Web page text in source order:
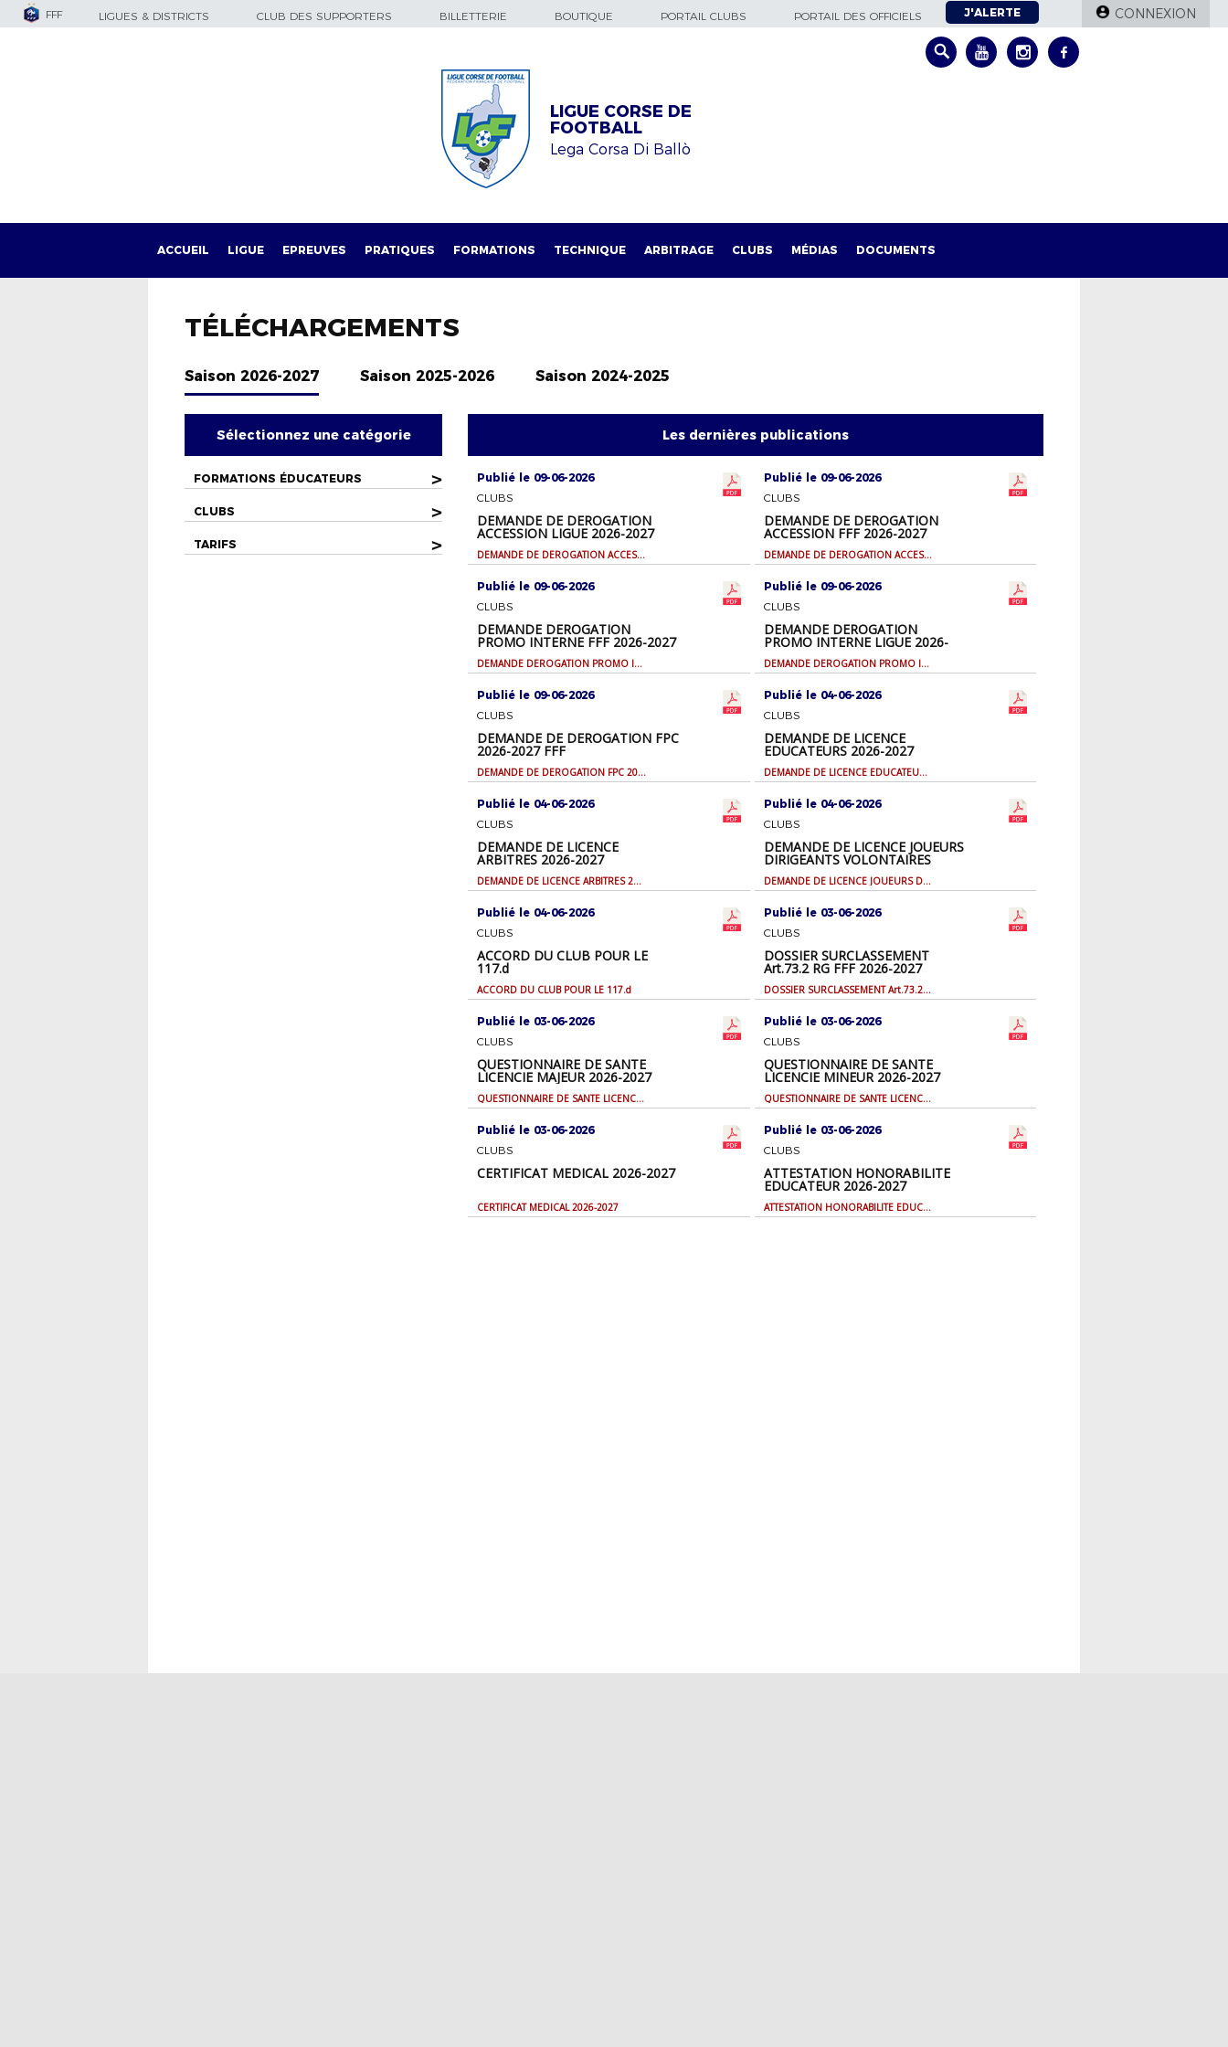
FFF LIGUES & DISTRICTS CLUB DES SUPPORTERS BILLETTERIE BOUTIQUE PORTAIL CLUBS PORTAIL DES OFFICIELS J'ALERTE CONNEXION
LIGUE CORSE DE
FOOTBALL
Lega Corsa Di Ballò
ACCUEIL LIGUE EPREUVES PRATIQUES FORMATIONS TECHNIQUE ARBITRAGE CLUBS MÉDIAS DOCUMENTS
TÉLÉCHARGEMENTS
Saison 2026-2027 Saison 2025-2026 Saison 2024-2025
Sélectionnez une catégorie
FORMATIONS ÉDUCATEURS >
CLUBS >
TARIFS >
Les dernières publications
Publié le 09-06-2026
CLUBS
DEMANDE DE DEROGATION
ACCESSION LIGUE 2026-2027
DEMANDE DE DEROGATION ACCESSION LIGUE 2026-2027
Publié le 09-06-2026
CLUBS
DEMANDE DE DEROGATION
ACCESSION FFF 2026-2027
DEMANDE DE DEROGATION ACCESSION FFF 2026-2027
Publié le 09-06-2026
CLUBS
DEMANDE DEROGATION
PROMO INTERNE FFF 2026-2027
DEMANDE DEROGATION PROMO INTERNE FFF 2026-2027
Publié le 09-06-2026
CLUBS
DEMANDE DEROGATION
PROMO INTERNE LIGUE 2026-
2027 DEMANDE DEROGATION PROMO INTERNE LIGUE 2026-2027
Publié le 09-06-2026
CLUBS
DEMANDE DE DEROGATION FPC
2026-2027 FFF
DEMANDE DE DEROGATION FPC 2026-2027 FFF
Publié le 04-06-2026
CLUBS
DEMANDE DE LICENCE
EDUCATEURS 2026-2027
DEMANDE DE LICENCE EDUCATEURS 2026-2027
Publié le 04-06-2026
CLUBS
DEMANDE DE LICENCE
ARBITRES 2026-2027
DEMANDE DE LICENCE ARBITRES 2026-2027
Publié le 04-06-2026
CLUBS
DEMANDE DE LICENCE JOUEURS
DIRIGEANTS VOLONTAIRES
2026-2027 DEMANDE DE LICENCE JOUEURS DIRIGEANTS VOLONTAIRES 2026-2027
Publié le 04-06-2026
CLUBS
ACCORD DU CLUB POUR LE
117.d
ACCORD DU CLUB POUR LE 117.d
Publié le 03-06-2026
CLUBS
DOSSIER SURCLASSEMENT
Art.73.2 RG FFF 2026-2027
DOSSIER SURCLASSEMENT Art.73.2 RG FFF 2026-2027
Publié le 03-06-2026
CLUBS
QUESTIONNAIRE DE SANTE
LICENCIE MAJEUR 2026-2027
QUESTIONNAIRE DE SANTE LICENCIE MAJEUR 2026-2027
Publié le 03-06-2026
CLUBS
QUESTIONNAIRE DE SANTE
LICENCIE MINEUR 2026-2027
QUESTIONNAIRE DE SANTE LICENCIE MINEUR 2026-2027
Publié le 03-06-2026
CLUBS
CERTIFICAT MEDICAL 2026-2027
CERTIFICAT MEDICAL 2026-2027
Publié le 03-06-2026
CLUBS
ATTESTATION HONORABILITE
EDUCATEUR 2026-2027
ATTESTATION HONORABILITE EDUCATEUR 2026-2027